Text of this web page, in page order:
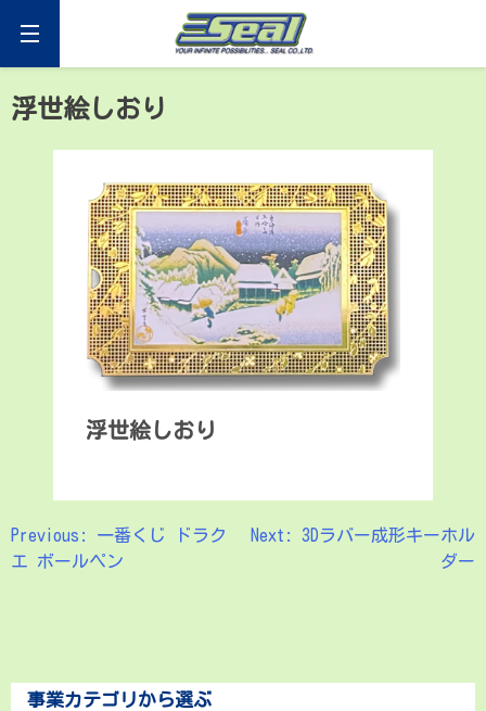
content
浮世絵しおり
浮世絵しおり
投
ゲ
Previous:
一番くじ ドラク
エ ボールペン
Next:
3Dラバー成形キーホル
ダー
事業カテゴリから選ぶ